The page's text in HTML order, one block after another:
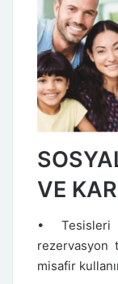
VE
• Tesisleri
rezervasyon
misafir